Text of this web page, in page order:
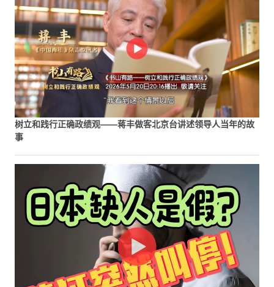
树立和践行正确政绩观——蒋丰做客北京台讲述领导人当年的故
事